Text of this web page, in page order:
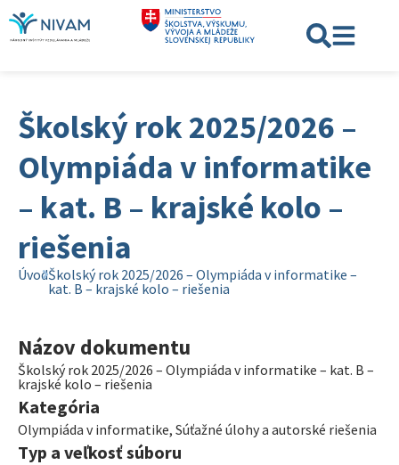
Školský rok 2025/2026 –
Olympiáda v informatike
– kat. B – krajské kolo –
riešenia
ÚvodŠkolský rok 2025/2026 – Olympiáda v informatike –
kat. B – krajské kolo – riešenia
Názov dokumentu
Školský rok 2025/2026 – Olympiáda v informatike – kat. B –
krajské kolo – riešenia
Kategória
Olympiáda v informatike, Súťažné úlohy a autorské riešenia
Typ a veľkosť súboru